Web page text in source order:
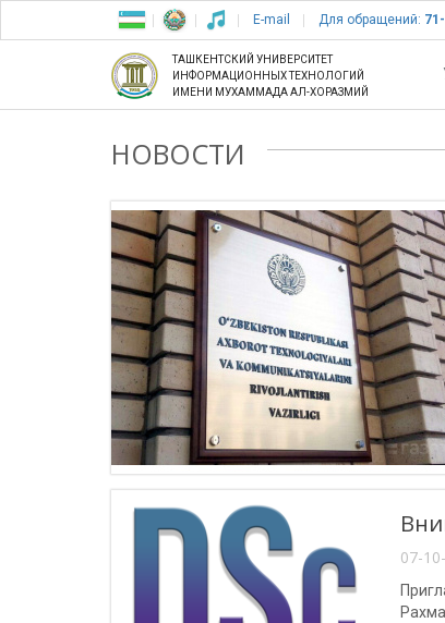
E-mail Для обращений:
ТАШКЕНТСКИЙ УНИВЕРСИТЕТ
ИНФОРМАЦИОННЫХ ТЕХНОЛОГИЙ
ИМЕНИ МУХАММАДА АЛ-ХОРАЗМИЙ
НОВОСТИ
07-